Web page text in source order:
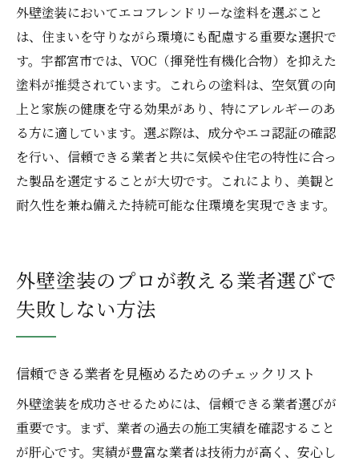
外壁塗装においてエコフレンドリーな塗料を選ぶこと
は、住まいを守りながら環境にも配慮する重要な選択で
す。宇都宮市では、VOC（揮発性有機化合物）を抑えた
塗料が推奨されています。これらの塗料は、空気質の向
上と家族の健康を守る効果があり、特にアレルギーのあ
る方に適しています。選ぶ際は、成分やエコ認証の確認
を行い、信頼できる業者と共に気候や住宅の特性に合っ
た製品を選定することが大切です。これにより、美観と
耐久性を兼ね備えた持続可能な住環境を実現できます。
外壁塗装のプロが教える業者選びで
失敗しない方法
信頼できる業者を見極めるためのチェックリスト
外壁塗装を成功させるためには、信頼できる業者選びが
重要です。まず、業者の過去の施工実績を確認すること
が肝心です。実績が豊富な業者は技術力が高く、安心し